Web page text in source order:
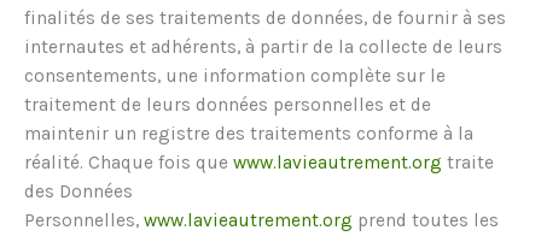
finalités de ses traitements de données, de fournir à ses
internautes et adhérents, à partir de la collecte de leurs
consentements, une information complète sur le
traitement de leurs données personnelles et de
maintenir un registre des traitements conforme à la
réalité. Chaque fois que www.lavieautrement.org traite
des Données
Personnelles, www.lavieautrement.org prend toutes les